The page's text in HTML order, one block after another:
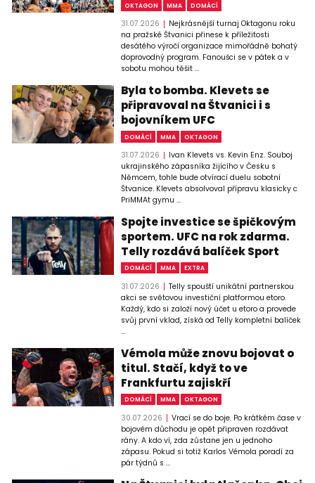
OKTAGON MMA DOMÁCÍ
31.07.2026
Nejkrásnější turnaj Oktagonu roku
na pražské Štvanici přinese k příležitosti
desátého výročí organizace mimořádně bohatý
doprovodný program. Fanoušci se v pátek a v
sobotu mohou těšit ...
Byla to bomba. Klevets se
připravoval na Štvanici i s
bojovníkem UFC
DOMÁCÍ MMA OKTAGON
31.07.2026
Ivan Klevets vs. Kevin Enz. Souboj
ukrajinského zápasníka žijícího v Česku s
Němcem, tohle bude otvírací duelu sobotní
Štvanice. Klevets absolvoval přípravu klasicky c
PriMMAt gymu ...
Spojte investice se špičkovým
sportem. UFC na rok zdarma.
Telly rozdává balíček Sport
DOMÁCÍ MMA EXTRA
31.07.2026
Telly spouští unikátní partnerskou
akci se světovou investiční platformou etoro.
Každý, kdo si založí nový účet u etoro a provede
svůj první vklad, získá od Telly kompletní balíček
...
Vémola může znovu bojovat o
titul. Stačí, když to ve
Frankfurtu zajiskří
DOMÁCÍ MMA OKTAGON
30.07.2026
Vrací se do boje. Po krátkém čase v
bojovém důchodu je opět připraven rozdávat
rány. A kdo ví, zda zůstane jen u jednoho
zápasu. Pokud si totiž Karlos Vémola poradí za
pár týdnů s ...